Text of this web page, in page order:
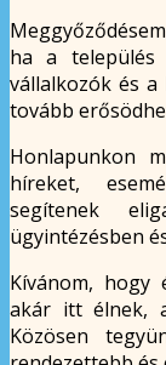
ha a település
vállalkozók és
tovább
Honlapunkon
híreket,
segítenek
ügyintézésben
Kívánom, hogy
akár itt élnek,
Közösen